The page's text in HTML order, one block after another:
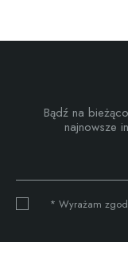
Bądź na
najnowsze
* Wyrażam